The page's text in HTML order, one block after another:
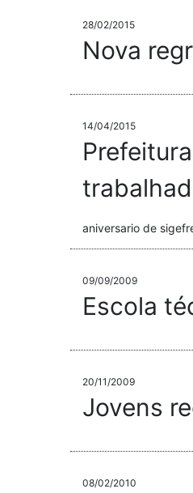
28/02/2015
Nova
14/04/2015
aniversario de
09/09/2009
Escola
20/11/2009
Jovens
08/02/2010